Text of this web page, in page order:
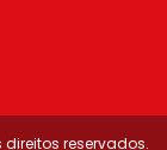
direitos reservados.